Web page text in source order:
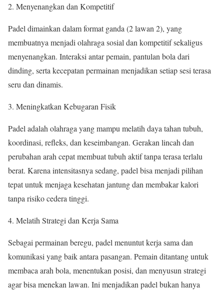
Menyenangkan dan Kompetitif
Padel dimainkan dalam format ganda (2 lawan 2), yang
membuatnya menjadi olahraga sosial dan kompetitif sekaligus
menyenangkan. Interaksi antar pemain, pantulan bola dari
dinding, serta kecepatan permainan menjadikan setiap sesi terasa
seru dan dinamis.
Meningkatkan Kebugaran Fisik
Padel adalah olahraga yang mampu melatih daya tahan tubuh,
koordinasi, refleks, dan keseimbangan. Gerakan lincah dan
perubahan arah cepat membuat tubuh aktif tanpa terasa terlalu
berat. Karena intensitasnya sedang, padel bisa menjadi pilihan
tepat untuk menjaga kesehatan jantung dan membakar kalori
tanpa risiko cedera tinggi.
Melatih Strategi dan Kerja Sama
Sebagai permainan beregu, padel menuntut kerja sama dan
komunikasi yang baik antara pasangan. Pemain ditantang untuk
membaca arah bola, menentukan posisi, dan menyusun strategi
agar bisa menekan lawan. Ini menjadikan padel bukan hanya